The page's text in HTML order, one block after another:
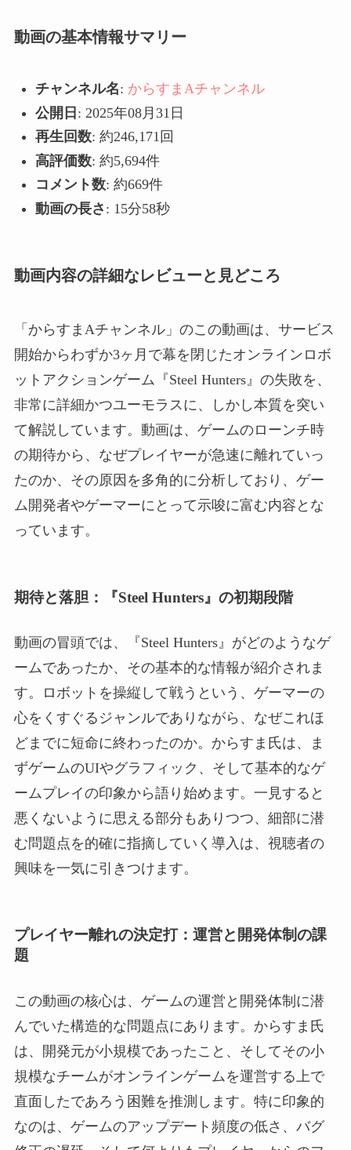
動画の基本情報サマリー
チャンネル名: からすまAチャンネル
公開日 : 2025年08月31日
再生回数: 約246,171回
高評価数: 約5,694件
コメント数: 約669件
動画の長さ : 15分58秒
動画内容の詳細なレビューと見どころ
「からすまAチャンネル」のこの動画は、サービス
開始からわずか3ヶ月で幕を閉じたオンラインロボ
ットアクションゲーム『Steel Hunters』の失敗を、
非常に詳細かつユーモラスに、しかし本質を突い
て解説しています。動画は、ゲームのローンチ時
の期待から、なぜプレイヤーが急速に離れていっ
たのか、その原因を多角的に分析しており、ゲー
ム開発者やゲーマーにとって示唆に富む内容とな
っています。
期待と落胆：『Steel Hunters』の初期段階
動画の冒頭では、『Steel Hunters』がどのようなゲ
ームであったか、その基本的な情報が紹介されま
す。ロボットを操縦して戦うという、ゲーマーの
心をくすぐるジャンルでありながら、なぜこれほ
どまでに短命に終わったのか。からすま氏は、ま
ずゲームのUIやグラフィック、そして基本的なゲ
ームプレイの印象から語り始めます。一見すると
悪くないように思える部分もありつつ、細部に潜
む問題点を的確に指摘していく導入は、視聴者の
興味を一気に引きつけます。
プレイヤー離れの決定打：運営と開発体制の課
題
この動画の核心は、ゲームの運営と開発体制に潜
んでいた構造的な問題点にあります。からすま氏
は、開発元が小規模であったこと、そしてその小
規模なチームがオンラインゲームを運営する上で
直面したであろう困難を推測します。特に印象的
なのは、ゲームのアップデート頻度の低さ、バグ